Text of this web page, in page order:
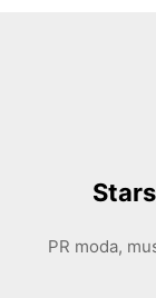
PR moda,